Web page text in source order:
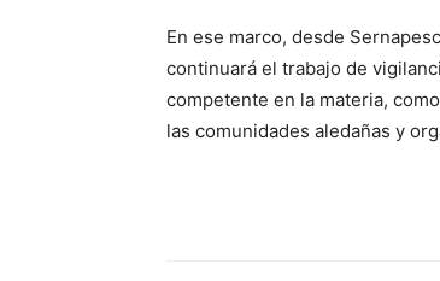
En ese marco, desde
continuará el trabajo de
competente en la materia,
las comunidades aledañas y